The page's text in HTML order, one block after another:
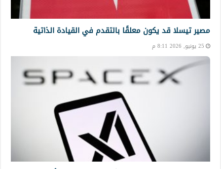
مصير تيسلا قد يكون معلقًا بالتقدم في القيادة الذاتية
25 يونيو, 2026 8:11 م